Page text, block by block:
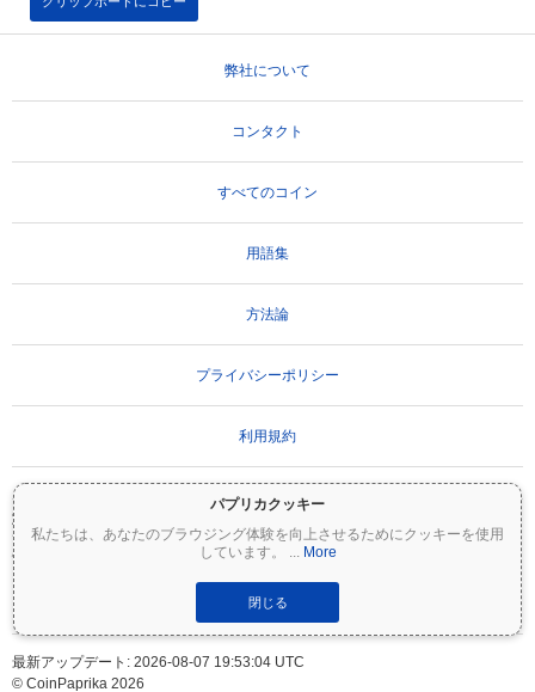
パプリカクッキー
私たちは、あなたのブラウジング体験を向上させるためにクッキーを使用
しています。
... More
閉じる
弊社について
コンタクト
すべてのコイン
用語集
方法論
プライバシーポリシー
利用規約
重要な免責事項：
す。投資額の一部または全額を失う可能性があります。Coinpaprikaのすべての情報は
情報提供のみを目的としており、財務または投資のアドバイスを構成するものではあ
りません。投資判断を行う前に、必ずご自身で調査（DYOR）を行い、資格のあるファ
イナンシャルアドバイザーに相談してください。Coinpaprikaは、この情報の使用に起
因するいかなる損失についても責任を負いません。
最新アップデート: 2026-08-07 19:53:04 UTC
© CoinPaprika 2026